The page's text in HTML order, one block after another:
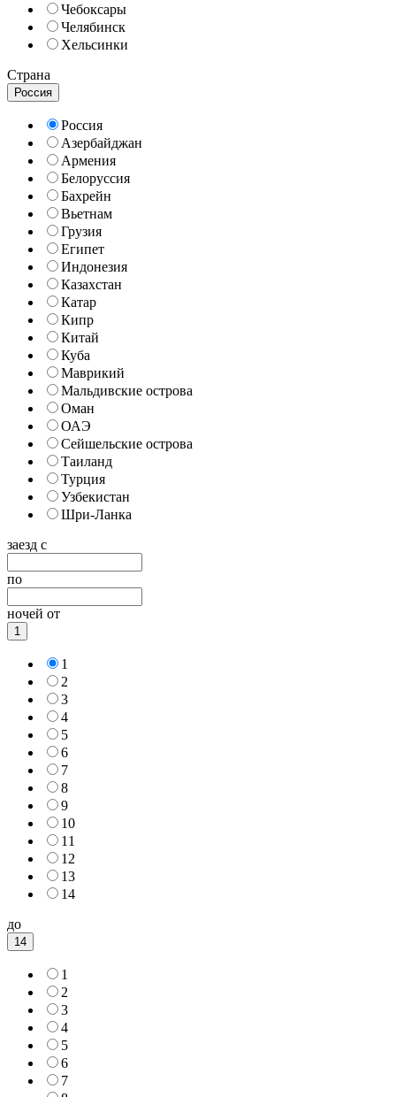
Чебоксары
Челябинск
Хельсинки
Страна
Россия
Россия
Азербайджан
Армения
Белоруссия
Бахрейн
Вьетнам
Грузия
Египет
Индонезия
Казахстан
Катар
Кипр
Китай
Куба
Маврикий
Мальдивские острова
Оман
ОАЭ
Сейшельские острова
Таиланд
Турция
Узбекистан
Шри-Ланка
заезд с
по
ночей от
1
1
2
3
4
5
6
7
8
9
10
11
12
13
14
до
14
1
2
3
4
5
6
7